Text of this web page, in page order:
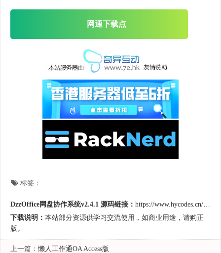
网通下载点
标签：
DzzOffice网盘协作系统v2.4.1 源码链接： https://www.hycodes.cn/xtbg/1995.html
下载说明： 本站部分资源供学习交流使用，如商业用途，请购正
版。
上一篇：懒人工作通OA Access版